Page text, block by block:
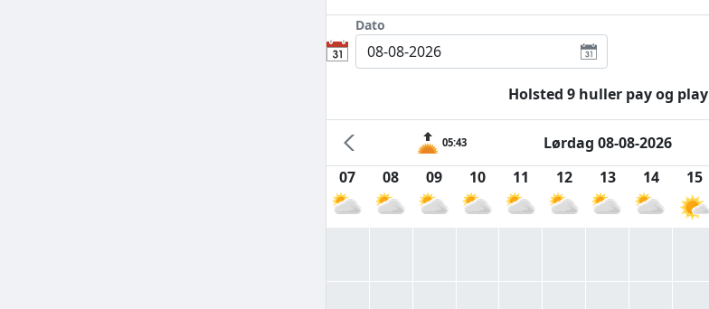
Dato
Holsted 9 huller pay og play
05:43 Lørdag 08-08-2026
07 08 09 10 11 12 13 14 15